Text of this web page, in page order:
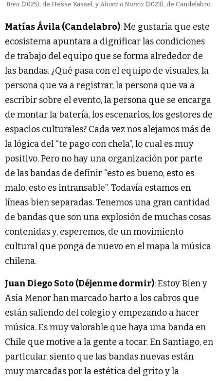
Brea (2025), de Hesse Kassel, y Ahora o Nunca (2023), de Candelabro.
Matías Ávila (Candelabro): Me gustaría que este
ecosistema apuntara a dignificar las condiciones
de trabajo del equipo que se forma alrededor de
las bandas. ¿Qué pasa con el equipo de visuales, la
persona que va a registrar, la persona que va a
escribir sobre el evento, la persona que se encarga
de montar la batería, los escenarios, los gestores de
espacios culturales? Cada vez nos alejamos más de
la lógica del “te pago con chela”, lo cual es muy
positivo. Pero no hay una organización por parte
de las bandas de definir “esto es bueno, esto es
malo, esto es intransable”. Todavía estamos en
líneas bien separadas. Tenemos una gran cantidad
de bandas que son una explosión de muchas cosas
contenidas y, esperemos, de un movimiento
cultural que ponga de nuevo en el mapa la música
chilena.
Juan Diego Soto (Déjenme dormir): Estoy Bien y
Asia Menor han marcado harto a los cabros que
están saliendo del colegio y empezando a hacer
música. Es muy valorable que haya una banda en
Chile que motive a la gente a tocar. En Santiago, en
particular, siento que las bandas nuevas están
muy marcadas por la estética del grito y la